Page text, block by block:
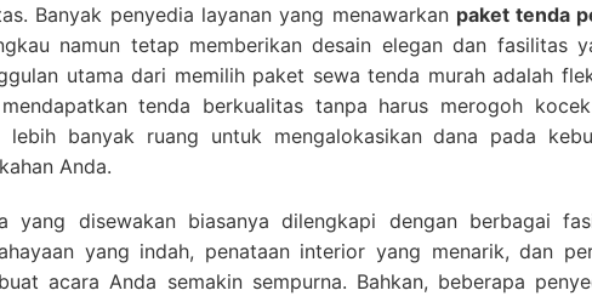
Banyak penyedia layanan yang menawarkan paket tenda
namun tetap memberikan desain elegan dan fasilitas
utama dari memilih paket sewa tenda murah adalah
tenda berkualitas tanpa harus merogoh
lebih banyak ruang untuk mengalokasikan dana pada
Anda.
yang disewakan biasanya dilengkapi dengan berbagai
yang indah, penataan interior yang menarik, dan
acara Anda semakin sempurna. Bahkan, beberapa